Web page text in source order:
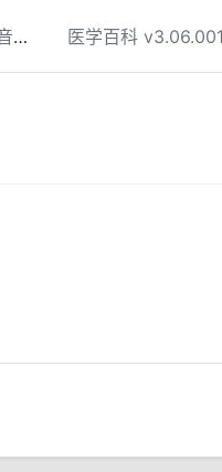
新音悦适配 v4.3.4 官方版APP | 畅享优质音乐体验